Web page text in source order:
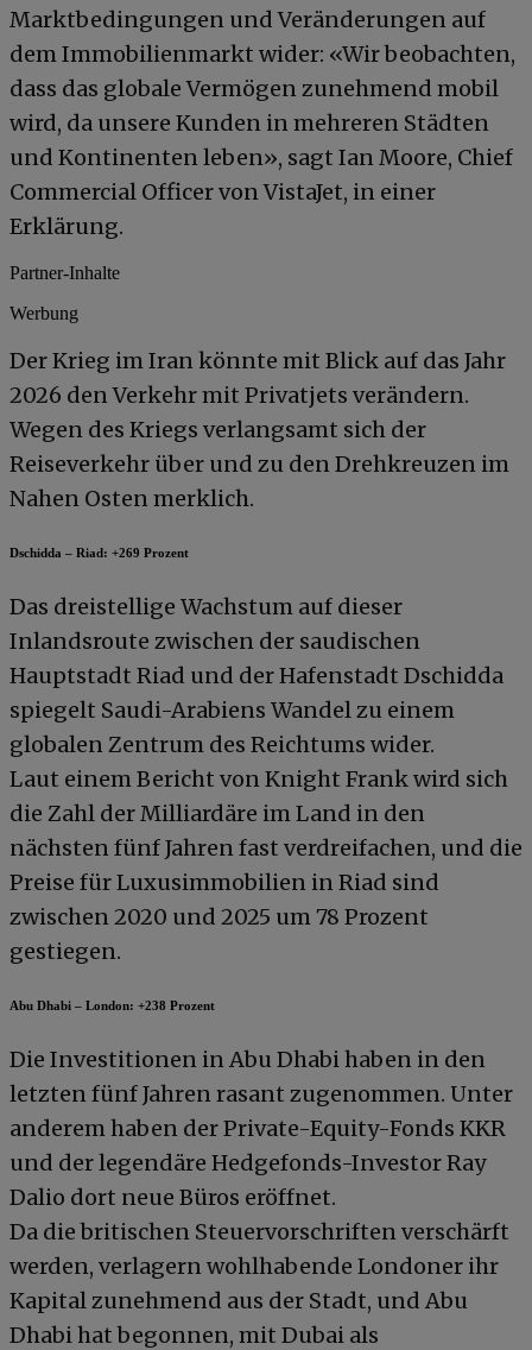
Marktbedingungen und Veränderungen auf
dem Immobilienmarkt wider: «Wir beobachten,
dass das globale Vermögen zunehmend mobil
wird, da unsere Kunden in mehreren Städten
und Kontinenten leben», sagt Ian Moore, Chief
Commercial Officer von VistaJet, in einer
Erklärung.
Partner-Inhalte
Werbung
Der Krieg im Iran könnte mit Blick auf das Jahr
2026 den Verkehr mit Privatjets verändern.
Wegen des Kriegs verlangsamt sich der
Reiseverkehr über und zu den Drehkreuzen im
Nahen Osten merklich.
Dschidda – Riad: +269 Prozent
Das dreistellige Wachstum auf dieser
Inlandsroute zwischen der saudischen
Hauptstadt Riad und der Hafenstadt Dschidda
spiegelt Saudi-Arabiens Wandel zu einem
globalen Zentrum des Reichtums wider.
Laut einem Bericht von Knight Frank wird sich
die Zahl der Milliardäre im Land in den
nächsten fünf Jahren fast verdreifachen, und die
Preise für Luxusimmobilien in Riad sind
zwischen 2020 und 2025 um 78 Prozent
gestiegen.
Abu Dhabi – London: +238 Prozent
Die Investitionen in Abu Dhabi haben in den
letzten fünf Jahren rasant zugenommen. Unter
anderem haben der Private-Equity-Fonds KKR
und der legendäre Hedgefonds-Investor Ray
Dalio dort neue Büros eröffnet.
Da die britischen Steuervorschriften verschärft
werden, verlagern wohlhabende Londoner ihr
Kapital zunehmend aus der Stadt, und Abu
Dhabi hat begonnen, mit Dubai als